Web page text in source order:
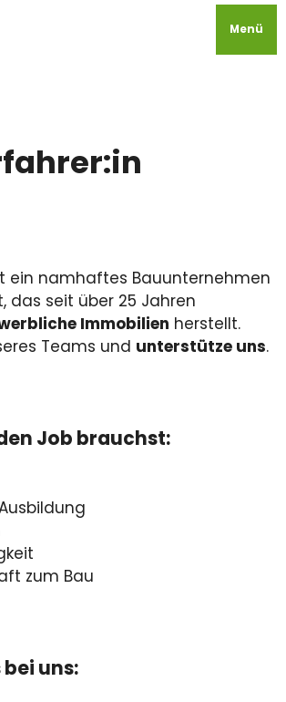
Menü
ein namhaftes Bauunternehmen
das seit über 25 Jahren
Immobilien herstellt.
Teams und unterstütze uns.
Job brauchst:
zum Bau
uns: